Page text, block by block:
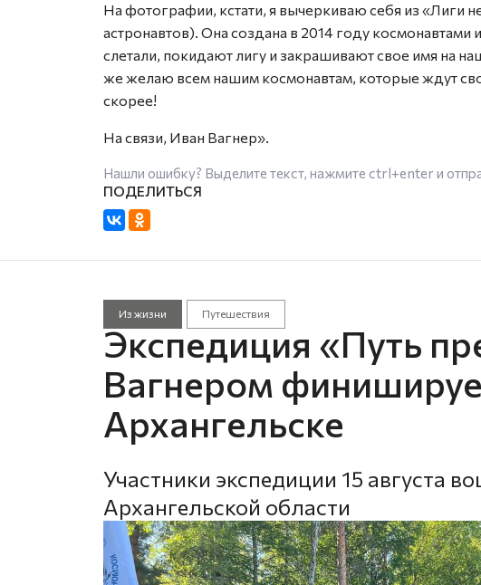
На фотографии, кстати, я вычеркиваю себя из «Лиги
астронавтов). Она создана в 2014 году космонавтами
слетали, покидают лигу и закрашивают свое имя на
же желаю всем нашим космонавтам, которые ждут
скорее!
На связи, Иван Вагнер».
Нашли ошибку? Выделите текст, нажмите ctrl+enterи
Из жизни Путешествия
Экспедиция «Путь
Вагнером
Архангельске
Участники экспедиции 15 августа
Архангельской области